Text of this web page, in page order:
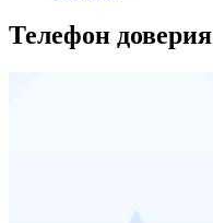
Телефон доверия